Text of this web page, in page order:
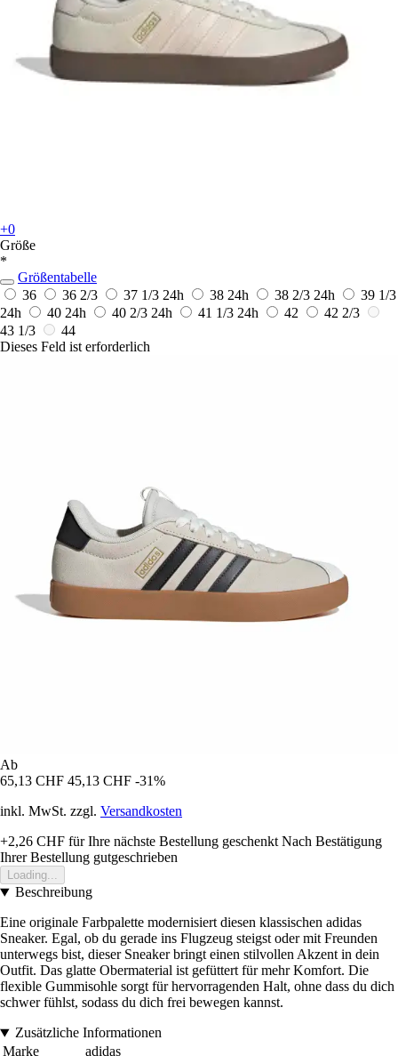
+0
Größe
*
Größentabelle
36
36 2/3 37 1/3 24h 38 24h 38 2/3 24h
39 1/3
24h
40 24h 40 2/3 24h 41 1/3 24h 42
42 2/3
43 1/3
44
Dieses Feld ist erforderlich
Ab
65,13 CHF 45,13 CHF -31%
inkl. MwSt. zzgl. Versandkosten
+2,26 CHF für Ihre nächste Bestellung geschenkt Nach Bestätigung
Ihrer Bestellung gutgeschrieben
Loading...
Beschreibung
Eine originale Farbpalette modernisiert diesen klassischen adidas
Sneaker. Egal, ob du gerade ins Flugzeug steigst oder mit Freunden
unterwegs bist, dieser Sneaker bringt einen stilvollen Akzent in dein
Outfit. Das glatte Obermaterial ist gefüttert für mehr Komfort. Die
flexible Gummisohle sorgt für hervorragenden Halt, ohne dass du dich
schwer fühlst, sodass du dich frei bewegen kannst.
Zusätzliche Informationen
Marke
adidas